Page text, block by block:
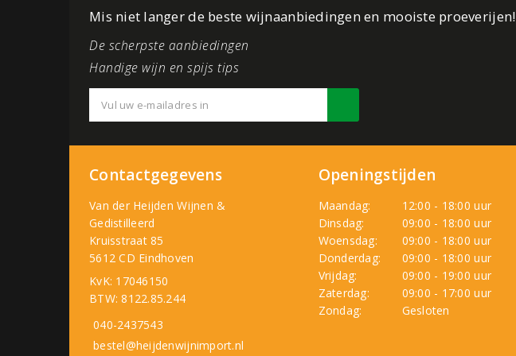
Mis niet langer de beste wijnaanbiedingen en mooiste proeverijen!
De scherpste aanbiedingen
Handige wijn en spijs tips
Contactgegevens
Van der Heijden Wijnen &
Gedistilleerd
Kruisstraat 85
5612 CD Eindhoven
KvK: 17046150
BTW: 8122.85.244
040-2437543
bestel@heijdenwijnimport.nl
Openingstijden
Maandag:
12:00 - 18:00 uur
Dinsdag:
09:00 - 18:00 uur
Woensdag:
09:00 - 18:00 uur
Donderdag:
09:00 - 18:00 uur
Vrijdag:
09:00 - 19:00 uur
Zaterdag:
09:00 - 17:00 uur
Zondag:
Gesloten